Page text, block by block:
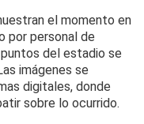
el momento en
por personal de
del estadio se
imágenes se
digitales, donde
sobre lo ocurrido.